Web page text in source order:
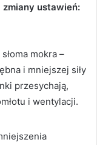
zmiany ustawień:
mokra –
i mniejszej siły
przesychają,
i wentylacji.